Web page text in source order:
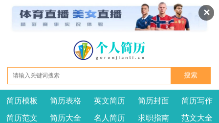
✕
我要投稿 投诉建议
简历模板 简历表格 英文简历 简历封面 简历写作
简历范文 简历大全 名人简历 求职指南 范文大全